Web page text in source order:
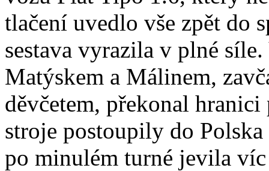
tlačení uvedlo vše zpět do
sestava vyrazila v plné
Matýskem a Málinem,
děvčetem, překonal
stroje postoupily do
po minulém turné jevila